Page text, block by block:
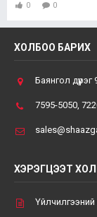
0 0
ХОЛБОО БАРИХ
Баянгол
7595-5050,
ХЭРЭГЦЭЭТ
Үйлчилгээний